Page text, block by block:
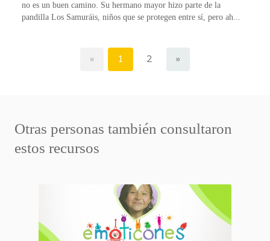
no es un buen camino. Su hermano mayor hizo parte de la
pandilla Los Samuráis, niños que se protegen entre sí, pero ah...
« 1 2 »
Otras personas también consultaron
estos recursos